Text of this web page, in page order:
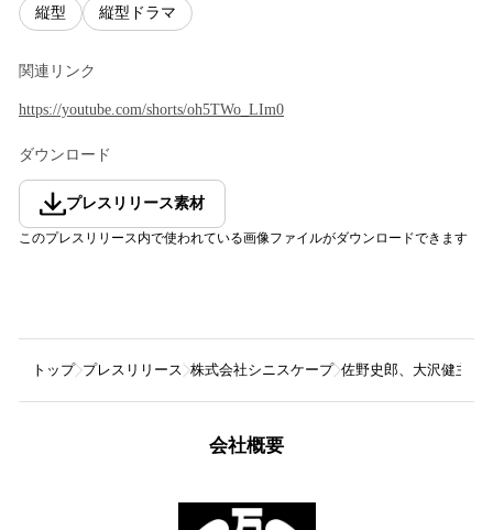
縦型 縦型ドラマ
関連リンク
https://youtube.com/shorts/oh5TWo_LIm0
ダウンロード
プレスリリース素材
このプレスリリース内で使われている画像ファイルがダウンロードできます
トップ プレスリリース 株式会社シニスケープ 佐野史郎、大沢健主演
会社概要